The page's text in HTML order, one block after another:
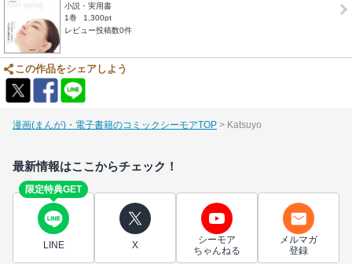
小説・実用書
1巻
1,300pt
レビュー投稿数0件
この作品をシェアしよう
漫画(まんが)・電子書籍のコミックシーモアTOP Katsuyo
最新情報はここからチェック！
限定特典GET
LINE X
シーモア
ちゃんねる
メルマガ
登録